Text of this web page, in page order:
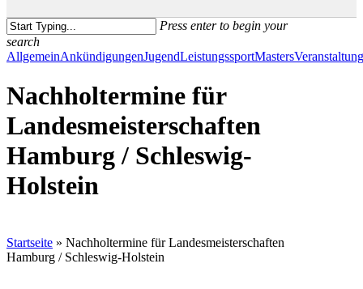
Press enter to begin your
search
Close
AllgemeinAnkündigungenJugendLeistungssportMasters
Nachholtermine für
Landesmeisterschaften
Hamburg / Schleswig-
Holstein
Startseite » Nachholtermine für Landesmeisterschaften
Hamburg / Schleswig-Holstein